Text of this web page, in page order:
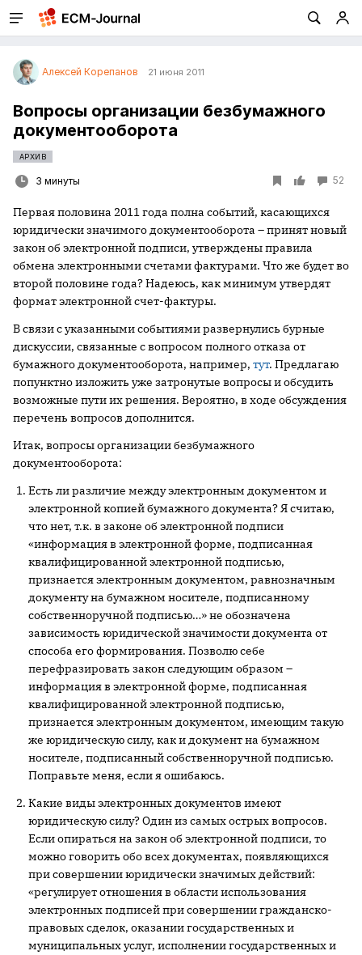
Алексей Корепанов 21 июня 2011
Вопросы организации безбумажного
документооборота
АРХИВ
3 минуты 52
Первая половина 2011 года полна событий, касающихся
юридически значимого документооборота – принят новый
закон об электронной подписи, утверждены правила
обмена электронными счетами фактурами. Что же будет во
второй половине года? Надеюсь, как минимум утвердят
формат электронной счет-фактуры.
В связи с указанными событиями развернулись бурные
дискуссии, связанные с вопросом полного отказа от
бумажного документооборота, например, тут. Предлагаю
попунктно изложить уже затронутые вопросы и обсудить
возможные пути их решения. Вероятно, в ходе обсуждения
перечень вопросов дополнится.
Итак, вопросы организации безбумажного
документооборота:
Есть ли различие между электронным документом и
электронной копией бумажного документа? Я считаю,
что нет, т.к. в законе об электронной подписи
«информация в электронной форме, подписанная
квалифицированной электронной подписью,
признается электронным документом, равнозначным
документу на бумажном носителе, подписанному
собственноручной подписью…» не обозначена
зависимость юридической значимости документа от
способа его формирования. Позволю себе
перефразировать закон следующим образом –
информация в электронной форме, подписанная
квалифицированной электронной подписью,
признается электронным документом, имеющим такую
же юридическую силу, как и документ на бумажном
носителе, подписанный собственноручной подписью.
Поправьте меня, если я ошибаюсь.
Какие виды электронных документов имеют
юридическую силу? Один из самых острых вопросов.
Если опираться на закон об электронной подписи, то
можно говорить обо всех документах, появляющихся
при совершении юридически значимых действий:
«регулирует отношения в области использования
электронных подписей при совершении гражданско-
правовых сделок, оказании государственных и
муниципальных услуг, исполнении государственных и